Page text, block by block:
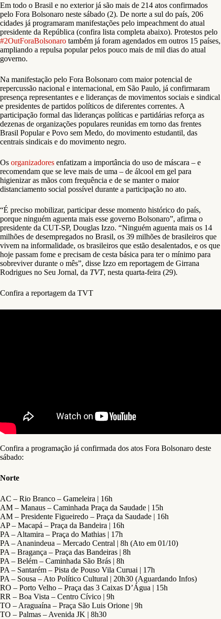
Em todo o Brasil e no exterior já são mais de 214 atos confirmados
pelo Fora Bolsonaro neste sábado (2). De norte a sul do país, 206
cidades já programaram manifestações pelo impeachment do atual
presidente da República (confira lista completa abaixo). Protestos pelo
#2OutForaBolsonaro também já foram agendados em outros 15 países,
ampliando a repulsa popular pelos pouco mais de mil dias do atual
governo.
Na manifestação pelo Fora Bolsonaro com maior potencial de
repercussão nacional e internacional, em São Paulo, já confirmaram
presença representantes e e lideranças de movimentos sociais e sindical
e presidentes de partidos políticos de diferentes correntes. A
participação formal das lideranças políticas e partidárias reforça as
dezenas de organizações populares reunidas em torno das frentes
Brasil Popular e Povo sem Medo, do movimento estudantil, das
centrais sindicais e do movimento negro.
Os organizadores enfatizam a importância do uso de máscara – e
recomendam que se leve mais de uma – de álcool em gel para
higienizar as mãos com frequência e de se manter o maior
distanciamento social possível durante a participação no ato.
“É preciso mobilizar, participar desse momento histórico do país,
porque ninguém aguenta mais esse governo Bolsonaro”, afirma o
presidente da CUT-SP, Douglas Izzo. “Ninguém aguenta mais os 14
milhões de desempregados no Brasil, os 39 milhões de brasileiros que
vivem na informalidade, os brasileiros que estão desalentados, e os que
hoje passam fome e precisam de cesta básica para ter o mínimo para
sobreviver durante o mês”, disse Izzo em reportagem de Girrana
Rodrigues no Seu Jornal, da TVT, nesta quarta-feira (29).
Confira a reportagem da TVT
Confira a programação já confirmada dos atos Fora Bolsonaro deste
sábado:
Norte
AC – Rio Branco – Gameleira | 16h
AM – Manaus – Caminhada Praça da Saudade | 15h
AM – Presidente Figueiredo – Praça da Saudade | 16h
AP – Macapá – Praça da Bandeira | 16h
PA – Altamira – Praça do Mathias | 17h
PA – Ananindeua – Mercado Central | 8h (Ato em 01/10)
PA – Bragança – Praça das Bandeiras | 8h
PA – Belém – Caminhada São Brás | 8h
PA – Santarém – Pista de Pouso Vila Curuai | 17h
PA – Sousa – Ato Político Cultural | 20h30 (Aguardando Infos)
RO – Porto Velho – Praça das 3 Caixas D’Água | 15h
RR – Boa Vista – Centro Cívico | 9h
TO – Araguaína – Praça São Luis Orione | 9h
TO – Palmas – Avenida JK | 8h30